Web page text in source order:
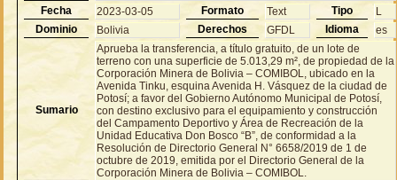
Fecha
2023-03-05 Formato Text Tipo
L
Dominio
Bolivia Derechos GFDL Idioma es
Sumario
Aprueba la transferencia, a título gratuito, de un lote de
terreno con una superficie de 5.013,29 m², de propiedad de la
Corporación Minera de Bolivia – COMIBOL, ubicado en la
Avenida Tinku, esquina Avenida H. Vásquez de la ciudad de
Potosí; a favor del Gobierno Autónomo Municipal de Potosí,
con destino exclusivo para el equipamiento y construcción
del Campamento Deportivo y Área de Recreación de la
Unidad Educativa Don Bosco “B”, de conformidad a la
Resolución de Directorio General N° 6658/2019 de 1 de
octubre de 2019, emitida por el Directorio General de la
Corporación Minera de Bolivia – COMIBOL.